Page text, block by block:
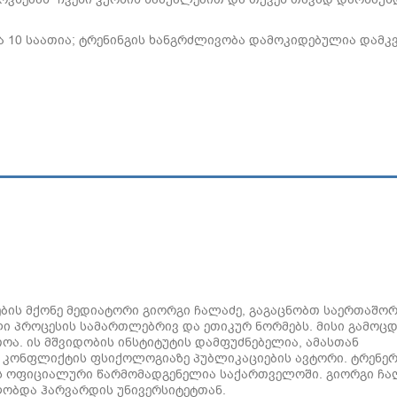
საათია; ტრენინგის ხანგრძლივობა დამოკიდებულია
მქონე მედიატორი გიორგი ჩალაძე, გაგაცნობთ
პროცესის სამართლებრივ და ეთიკურ ნორმებს. მისი
ის მშვიდობის ინსტიტუტის დამფუძნებელია, ამასთან
ფსიქოლოგიაზე პუბლიკაციების ავტორი.
ოფიციალური წარმომადგენელია საქართველოში. გიორგი
ჰარვარდის უნივერსიტეტთან.